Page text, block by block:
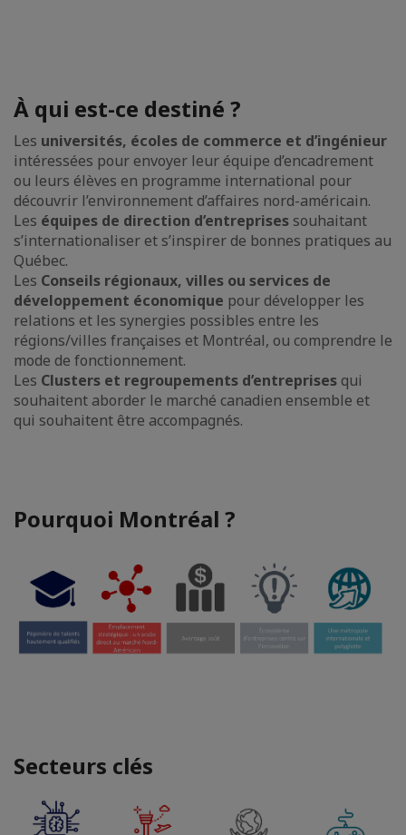
À qui est-ce destiné ?
Les universités, écoles de commerce et d’ingénieur
intéressées pour envoyer leur équipe d’encadrement
ou leurs élèves en programme international pour
découvrir l’environnement d’affaires nord-américain.
Les équipes de direction d’entreprises souhaitant
s’internationaliser et s’inspirer de bonnes pratiques au
Québec.
Les Conseils régionaux, villes ou services de
développement économique pour développer les
relations et les synergies possibles entre les
régions/villes françaises et Montréal, ou comprendre le
mode de fonctionnement.
Les Clusters et regroupements d’entreprises qui
souhaitent aborder le marché canadien ensemble et
qui souhaitent être accompagnés.
Pourquoi Montréal ?
Secteurs clés